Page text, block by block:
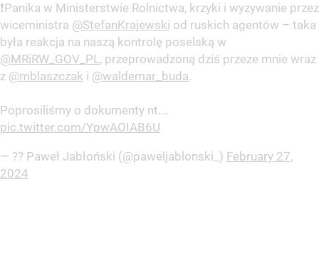
❗️Panika w Ministerstwie Rolnictwa, krzyki i wyzywanie przez
wiceministra @StefanKrajewski od ruskich agentów – taka
była reakcja na naszą kontrolę poselską w
@MRiRW_GOV_PL , przeprowadzoną dziś przeze mnie wraz
z @mblaszczak i @waldemar_buda.
Poprosiliśmy o dokumenty nt.…
pic.twitter.com/YpwAOIAB6U
— ?? Paweł Jabłoński (@paweljablonski_) February 27,
2024